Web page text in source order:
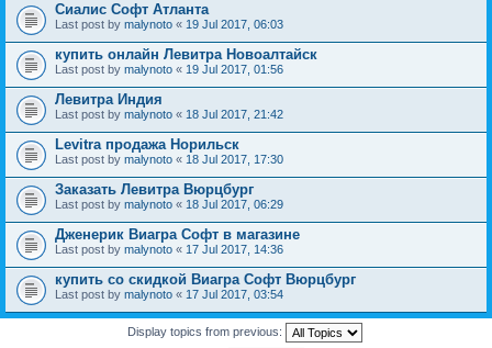
Сиалис Софт Атланта
Last post by malynoto « 19 Jul 2017, 06:03
купить онлайн Левитра Новоалтайск
Last post by malynoto « 19 Jul 2017, 01:56
Левитра Индия
Last post by malynoto « 18 Jul 2017, 21:42
Levitra продажа Норильск
Last post by malynoto « 18 Jul 2017, 17:30
Заказать Левитра Вюрцбург
Last post by malynoto « 18 Jul 2017, 06:29
Дженерик Виагра Софт в магазине
Last post by malynoto « 17 Jul 2017, 14:36
купить со скидкой Виагра Софт Вюрцбург
Last post by malynoto « 17 Jul 2017, 03:54
Display topics from previous: